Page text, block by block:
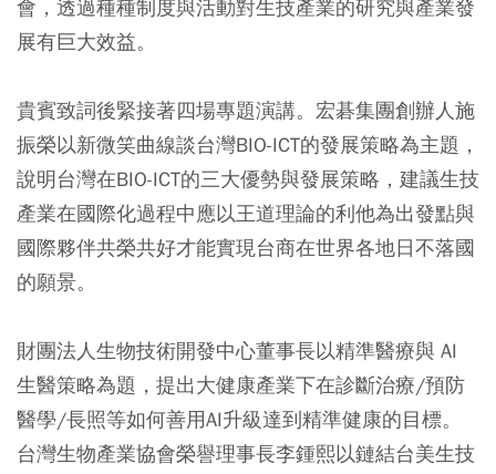
會，透過種種制度與活動對生技產業的研究與產業發
展有巨大效益。
貴賓致詞後緊接著四場專題演講。宏碁集團創辦人施
振榮以新微笑曲線談台灣BIO-ICT的發展策略為主題，
說明台灣在BIO-ICT的三大優勢與發展策略，建議生技
產業在國際化過程中應以王道理論的利他為出發點與
國際夥伴共榮共好才能實現台商在世界各地日不落國
的願景。
財團法人生物技術開發中心董事長以精準醫療與 AI
生醫策略為題，提出大健康產業下在診斷治療/預防
醫學/長照等如何善用AI升級達到精準健康的目標。
台灣生物產業協會榮譽理事長李鍾熙以鏈結台美生技